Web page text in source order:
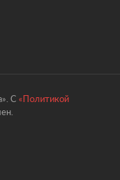
С«Политикой